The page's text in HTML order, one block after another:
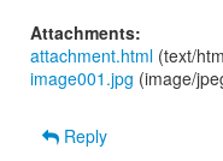
Attachments:
attachment.html (text/
image001.jpg (image/
Reply